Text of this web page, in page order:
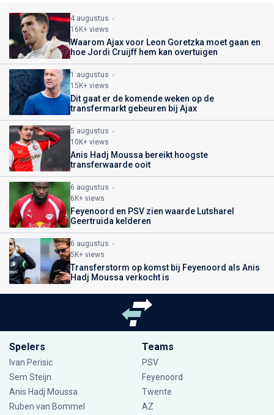
4 augustus
16K+ views
Waarom Ajax voor Leon Goretzka moet gaan en
hoe Jordi Cruijff hem kan overtuigen
1 augustus
15K+ views
Dit gaat er de komende weken op de
transfermarkt gebeuren bij Ajax
5 augustus
10K+ views
Anis Hadj Moussa bereikt hoogste
transferwaarde ooit
6 augustus
6K+ views
Feyenoord en PSV zien waarde Lutsharel
Geertruida kelderen
6 augustus
5K+ views
Transferstorm op komst bij Feyenoord als Anis
Hadj Moussa verkocht is
Spelers
Ivan Perisic
Sem Steijn
Anis Hadj Moussa
Ruben van Bommel
Teams
PSV
Feyenoord
Twente
AZ